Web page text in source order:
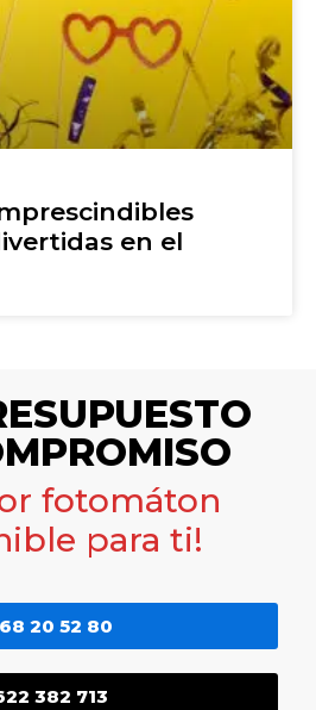
en el
fotomáton
para ti!
382 713
20 52 80